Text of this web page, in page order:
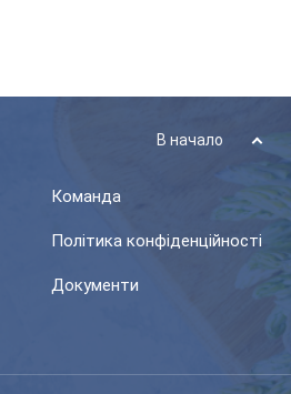
В начало
Команда
Політика конфіденційності
Документи